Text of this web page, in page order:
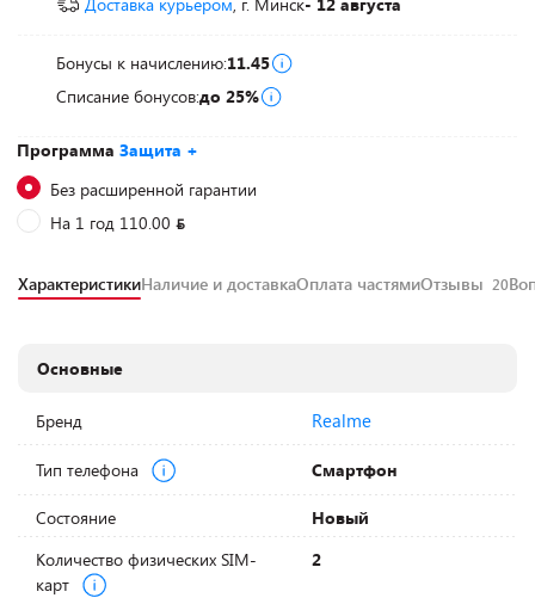
Программа Защита +
Без расширенной гарантии
На 1 год 110.00
Бонусы к начислению:11.45
Списание бонусов:до 25%
ХарактеристикиНаличие и доставкаОплата частямиОтзывы 20
Основные
Бренд Realme
Тип телефона Смартфон
Состояние
Новый
Количество физических SIM-
карт
2